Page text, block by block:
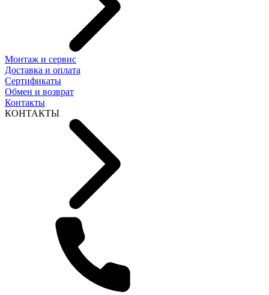
Монтаж и сервис
Доставка и оплата
Сертификаты
Обмен и возврат
Контакты
КОНТАКТЫ